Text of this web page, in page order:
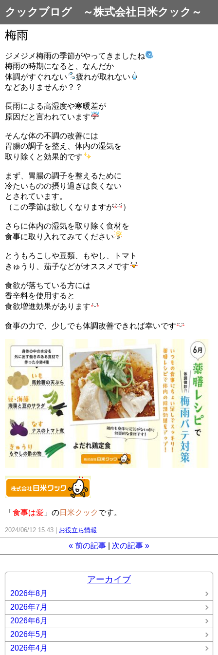
クックブログ ～株式会社日米クック～
梅雨
ジメジメ梅雨の季節がやってきましたね
梅雨の時期になると、なんだか
体調がすぐれない
疲れが取れない
などありませんか？？
長雨による高湿度や寒暖差が
原因だと言われています
そんな体の不調の改善には
胃腸の調子を整え、体内の湿気を
取り除くと効果的です
まず、胃腸の調子を整えるために
冷たいものの摂り過ぎは良くない
とされています。
（この季節は欲しくなりますが
）
さらに体内の湿気を取り除く食材を
食事に取り入れてみてください
とうもろこしや豆類、もやし、トマト
きゅうり、茄子などがオススメです
食欲が落ちている方には
香辛料を使用すると
食欲増進効果があります
食事の力で、少しでも体調改善できれば幸いです
「 食事は愛 」の日米クック です。
2024/06/12 15:43 お役立ち情報
« 前の記事 次の記事 »
アーカイブ
2026年8月
2026年7月
2026年6月
2026年5月
2026年4月